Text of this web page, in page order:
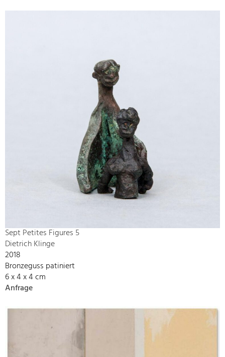
Sept Petites Figures 5
Dietrich Klinge
2018
Bronzeguss patiniert
6 x 4 x 4 cm
Anfrage